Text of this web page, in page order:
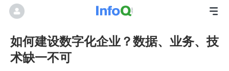
如何建设数字化企业？数据、业务、技
术缺一不可